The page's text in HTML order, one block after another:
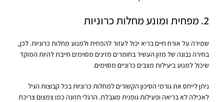
2. מפחית ומונע מחלות כרוניות
שמירה על אורח חיים בריא יכול לעזור להפחית ולמנוע מחלות כרוניות. לכן,
בחירה נבונה של מזון העשיר בחומרים מזינים מסוימים חייבת להיות המוקד
שיכול למנוע ביעילות מצבים כרוניים מסוימים.
ניתן לייחס את גורמי הסיכון הקשורים למחלות כרוניות בכל קבוצות הגיל
לאכילה לא בריאה ופעילות גופנית מוגבלת. הרגלי תזונה כמו צמצום צריכת